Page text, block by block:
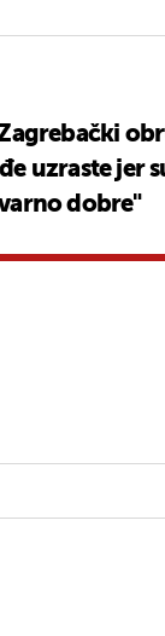
uzraste jer
dobre"